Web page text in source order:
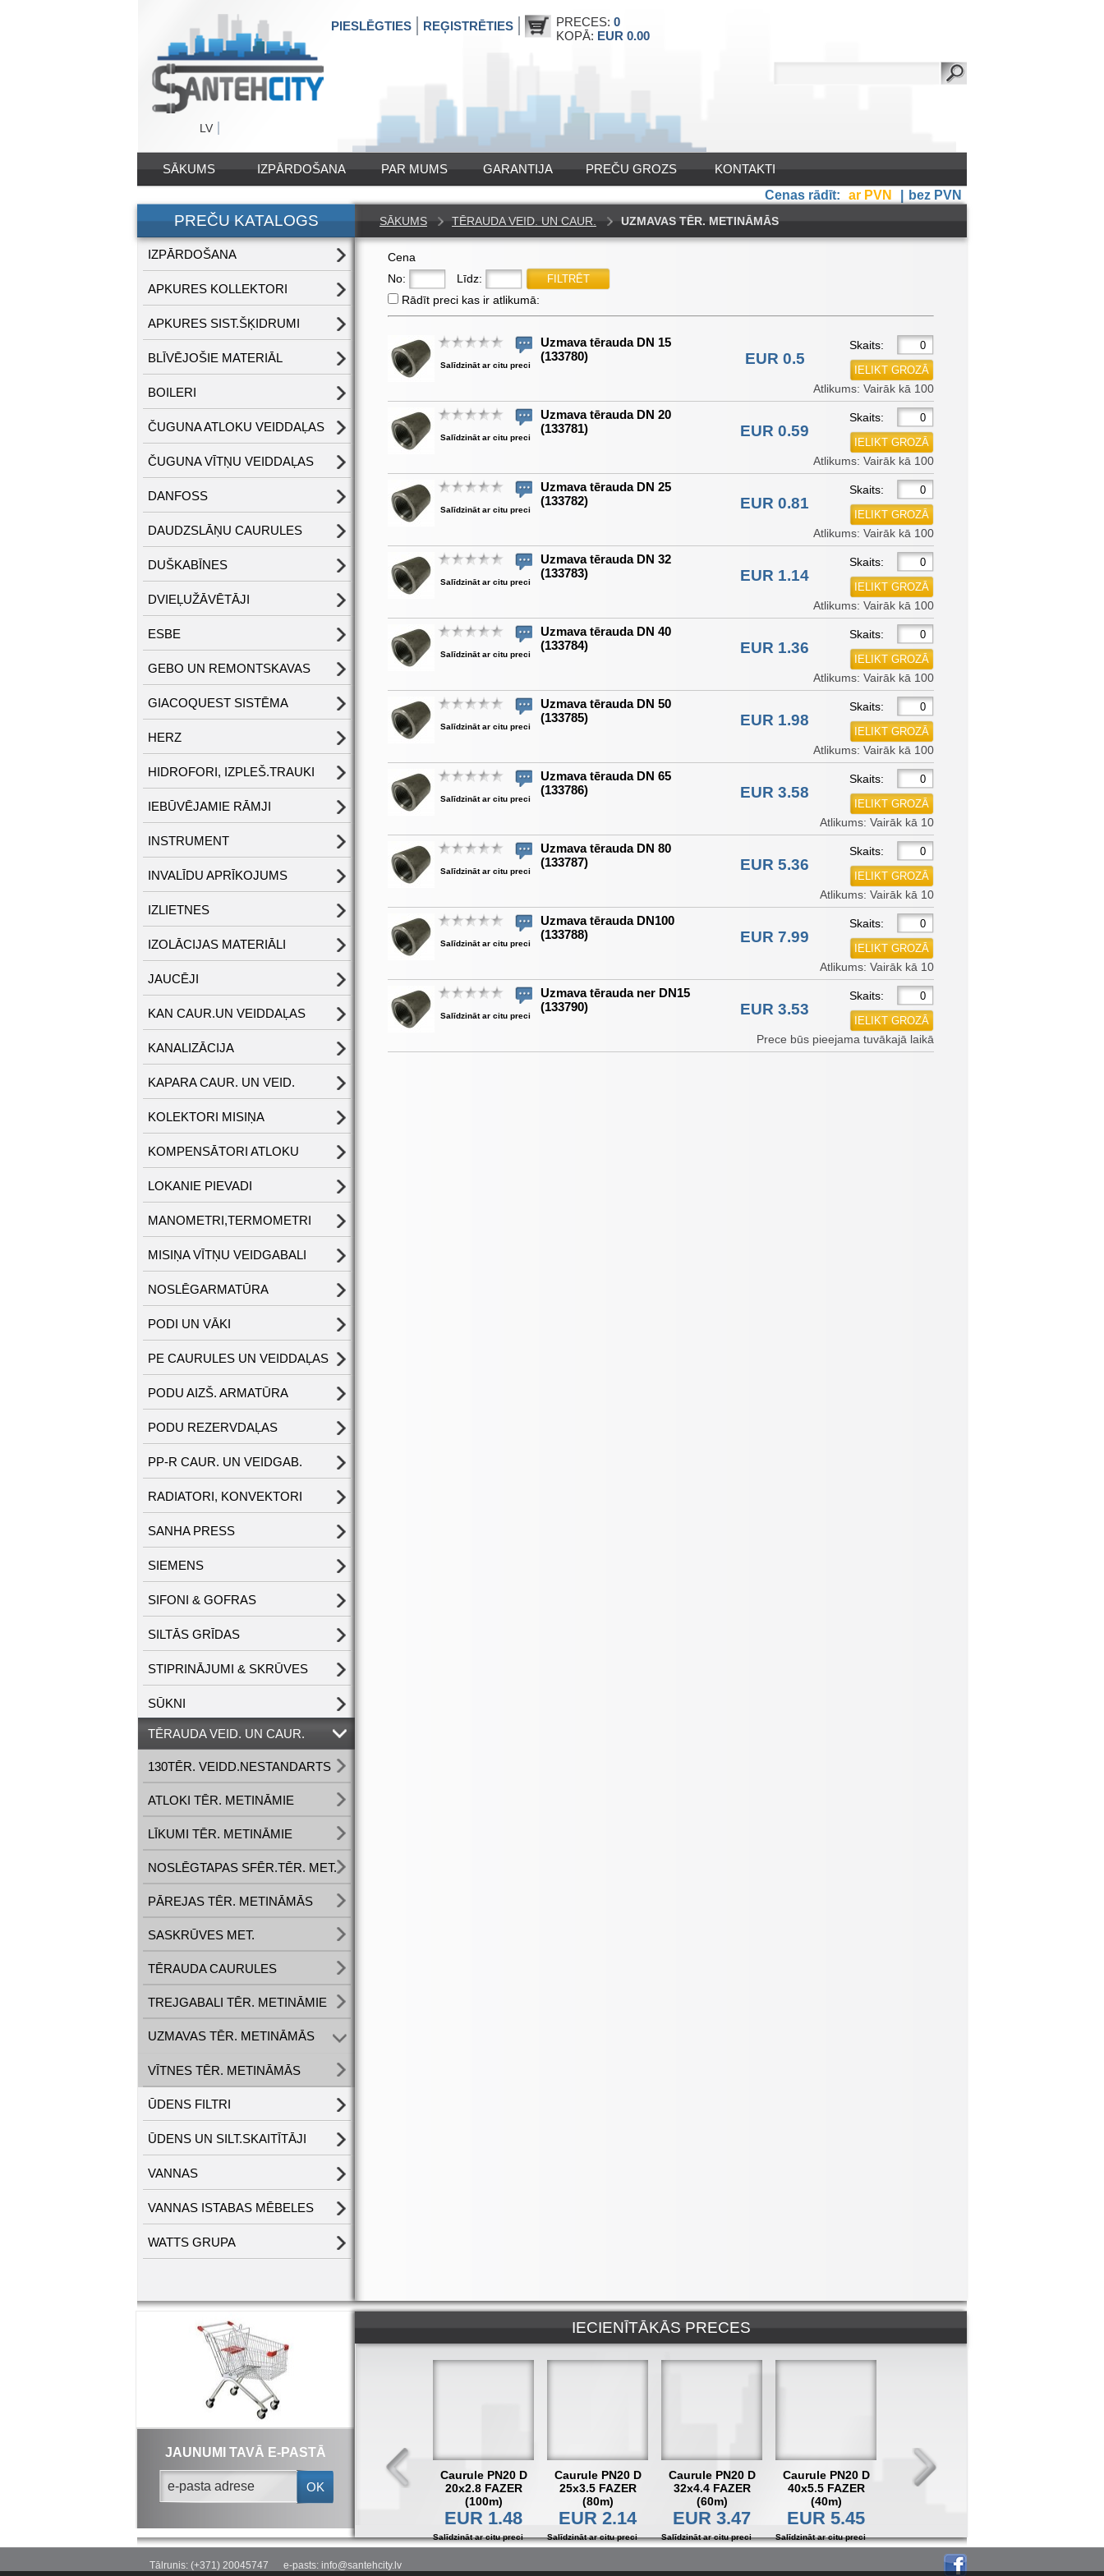
LV
PIESLĒGTIES REĢISTRĒTIES PRECES: 0
KOPĀ: EUR 0.00
SĀKUMS IZPĀRDOŠANA PAR MUMS GARANTIJA PREČU GROZS
KONTAKTI
Cenas rādīt:
ar PVN bez PVN
PREČU KATALOGS
IZPĀRDOŠANA
APKURES KOLLEKTORI
APKURES SIST.ŠĶIDRUMI
BLĪVĒJOŠIE MATERIĀL
BOILERI
ČUGUNA ATLOKU VEIDDAĻAS
ČUGUNA VĪTŅU VEIDDAĻAS
DANFOSS
DAUDZSLĀŅU CAURULES
DUŠKABĪNES
DVIEĻUŽĀVĒTĀJI
ESBE
GEBO UN REMONTSKAVAS
GIACOQUEST SISTĒMA
HERZ
HIDROFORI, IZPLEŠ.TRAUKI
IEBŪVĒJAMIE RĀMJI
INSTRUMENT
INVALĪDU APRĪKOJUMS
IZLIETNES
IZOLĀCIJAS MATERIĀLI
JAUCĒJI
KAN CAUR.UN VEIDDAĻAS
KANALIZĀCIJA
KAPARA CAUR. UN VEID.
KOLEKTORI MISIŅA
KOMPENSĀTORI ATLOKU
LOKANIE PIEVADI
MANOMETRI,TERMOMETRI
MISIŅA VĪTŅU VEIDGABALI
NOSLĒGARMATŪRA
PODI UN VĀKI
PE CAURULES UN VEIDDAĻAS
PODU AIZŠ. ARMATŪRA
PODU REZERVDAĻAS
PP-R CAUR. UN VEIDGAB.
RADIATORI, KONVEKTORI
SANHA PRESS
SIEMENS
SIFONI & GOFRAS
SILTĀS GRĪDAS
STIPRINĀJUMI & SKRŪVES
SŪKNI
TĒRAUDA VEID. UN CAUR.
130TĒR. VEIDD.NESTANDARTS
ATLOKI TĒR. METINĀMIE
LĪKUMI TĒR. METINĀMIE
NOSLĒGTAPAS SFĒR.TĒR. MET.
PĀREJAS TĒR. METINĀMĀS
SASKRŪVES MET.
TĒRAUDA CAURULES
TREJGABALI TĒR. METINĀMIE
UZMAVAS TĒR. METINĀMĀS
VĪTNES TĒR. METINĀMĀS
ŪDENS FILTRI
ŪDENS UN SILT.SKAITĪTĀJI
VANNAS
VANNAS ISTABAS MĒBELES
WATTS GRUPA
SĀKUMS TĒRAUDA VEID. UN CAUR. UZMAVAS TĒR. METINĀMĀS
Cena
No:
Līdz:
Rādīt preci kas ir atlikumā:
Salīdzināt ar citu preci
Uzmava tērauda DN 15
(133780)
EUR 0.5
Skaits:
Atlikums: Vairāk kā 100
Salīdzināt ar citu preci
Uzmava tērauda DN 20
(133781)
EUR 0.59
Skaits:
Atlikums: Vairāk kā 100
Salīdzināt ar citu preci
Uzmava tērauda DN 25
(133782)
EUR 0.81
Skaits:
Atlikums: Vairāk kā 100
Salīdzināt ar citu preci
Uzmava tērauda DN 32
(133783)
EUR 1.14
Skaits:
Atlikums: Vairāk kā 100
Salīdzināt ar citu preci
Uzmava tērauda DN 40
(133784)
EUR 1.36
Skaits:
Atlikums: Vairāk kā 100
Salīdzināt ar citu preci
Uzmava tērauda DN 50
(133785)
EUR 1.98
Skaits:
Atlikums: Vairāk kā 100
Salīdzināt ar citu preci
Uzmava tērauda DN 65
(133786)
EUR 3.58
Skaits:
Atlikums: Vairāk kā 10
Salīdzināt ar citu preci
Uzmava tērauda DN 80
(133787)
EUR 5.36
Skaits:
Atlikums: Vairāk kā 10
Salīdzināt ar citu preci
Uzmava tērauda DN100
(133788)
EUR 7.99
Skaits:
Atlikums: Vairāk kā 10
Salīdzināt ar citu preci
Uzmava tērauda ner DN15
(133790)
EUR 3.53
Skaits:
Prece būs pieejama tuvākajā laikā
JAUNUMI TAVĀ E-PASTĀ
OK
IECIENĪTĀKĀS PRECES
Caurule PN20 D
20x2.8 FAZER
(100m)
EUR 1.48
Salīdzināt ar citu preci
Caurule PN20 D
25x3.5 FAZER
(80m)
EUR 2.14
Salīdzināt ar citu preci
Caurule PN20 D
32x4.4 FAZER
(60m)
EUR 3.47
Salīdzināt ar citu preci
Caurule PN20 D
40x5.5 FAZER
(40m)
EUR 5.45
Salīdzināt ar citu preci
Caurule PN20 D
50x6.9 FAZER
Salīdzināt ar citu preci
Tālrunis: (+371) 20045747 e-pasts: info@santehcity.lv